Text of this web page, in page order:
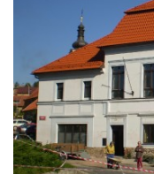
HRY OD ROKU 1973
VIDEOZÁZNAMY Z
FOTOALBUM